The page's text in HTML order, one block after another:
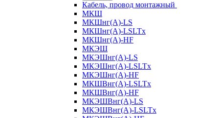
Кабель, провод монтажный
МКШ
МКШнг(А)-LS
МКШнг(А)-LSLTx
МКШнг(А)-HF
МКЭШ
МКЭШнг(А)-LS
МКЭШнг(А)-LSLTx
МКЭШнг(А)-HF
МКШВнг(A)-LSLTx
МКШВнг(А)-HF
МКЭШВнг(А)-LS
МКЭШВнг(A)-LSLTx